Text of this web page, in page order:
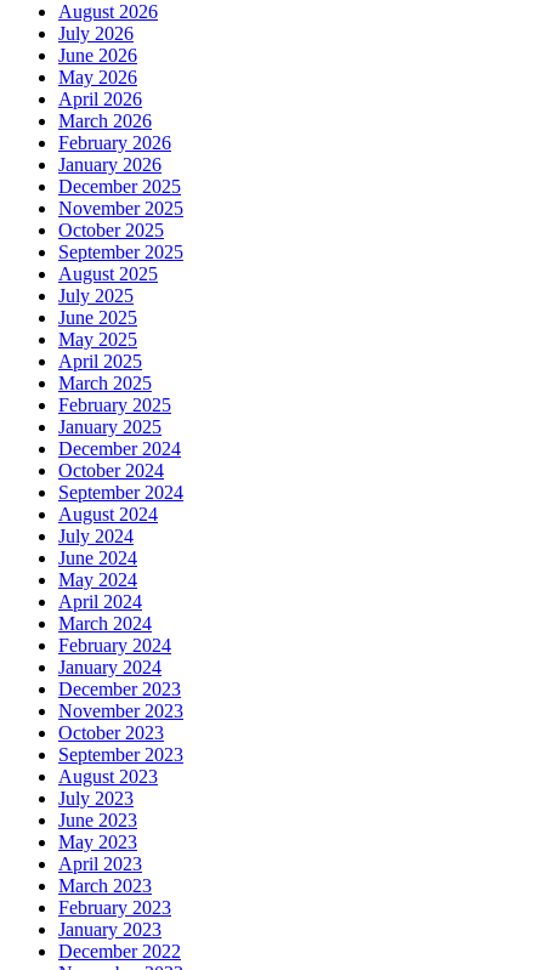
August 2026
July 2026
June 2026
May 2026
April 2026
March 2026
February 2026
January 2026
December 2025
November 2025
October 2025
September 2025
August 2025
July 2025
June 2025
May 2025
April 2025
March 2025
February 2025
January 2025
December 2024
October 2024
September 2024
August 2024
July 2024
June 2024
May 2024
April 2024
March 2024
February 2024
January 2024
December 2023
November 2023
October 2023
September 2023
August 2023
July 2023
June 2023
May 2023
April 2023
March 2023
February 2023
January 2023
December 2022